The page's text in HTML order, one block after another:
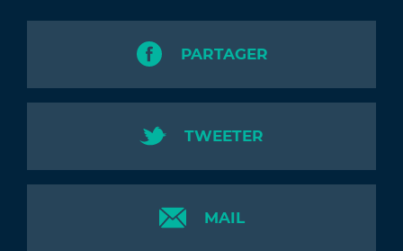
PARTAGER
TWEETER
MAIL